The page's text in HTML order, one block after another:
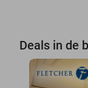
Deals in de